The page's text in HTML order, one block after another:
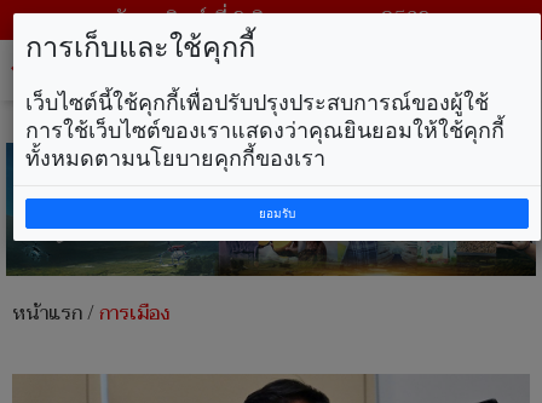
วันอาทิตย์ ที่ 9 สิงหาคม พ.ศ. 2569
หน้าแรก/การเมือง
การเก็บและใช้คุกกี้
เว็บไซต์นี้ใช้คุกกี้เพื่อปรับปรุงประสบการณ์ของผู้ใช้
การใช้เว็บไซต์ของเราแสดงว่าคุณยินยอมให้ใช้คุกกี้
ทั้งหมดตามนโยบายคุกกี้ของเรา
ยอมรับ